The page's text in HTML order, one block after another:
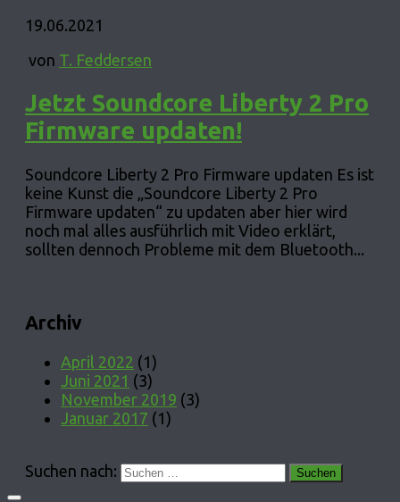
19.06.2021
von T. Feddersen
Jetzt Soundcore Liberty 2 Pro
Firmware updaten!
Soundcore Liberty 2 Pro Firmware updaten Es ist
keine Kunst die „Soundcore Liberty 2 Pro
Firmware updaten“ zu updaten aber hier wird
noch mal alles ausführlich mit Video erklärt,
sollten dennoch Probleme mit dem Bluetooth...
Archiv
April 2022 (1)
Juni 2021 (3)
November 2019 (3)
Januar 2017 (1)
Suchen nach: